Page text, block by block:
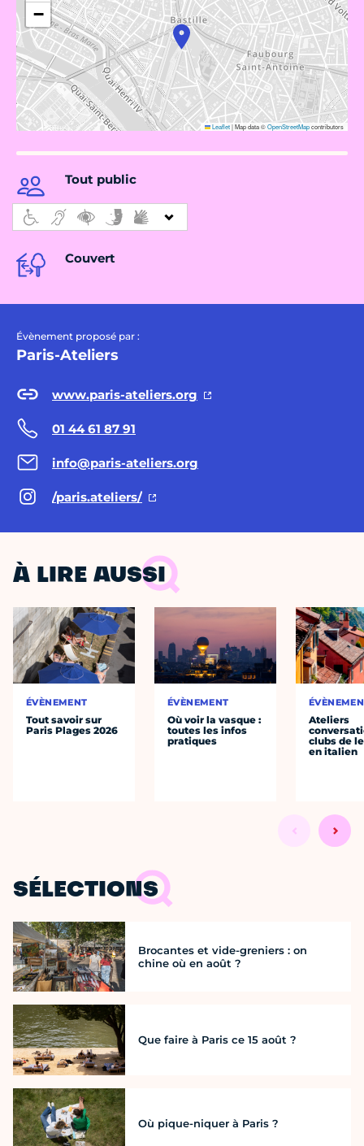
−
Leaflet|Map data ©OpenStreetMapcontributors
Tout public
Couvert
Évènement proposé par :
Paris-Ateliers
www.paris-ateliers.org
01 44 61 87 91
info@paris-ateliers.org
/paris.ateliers/
À LIRE AUSSI
ÉVÈNEMENT
Tout savoir sur
Paris Plages 2026
ÉVÈNEMENT
Où voir la vasque :
toutes les infos
pratiques
Ateliers
clubs de
en italien
SÉLECTIONS
Brocantes et vide-greniers : on
chine où en août ?
Que faire à Paris ce 15 août ?
Où pique-niquer à Paris ?